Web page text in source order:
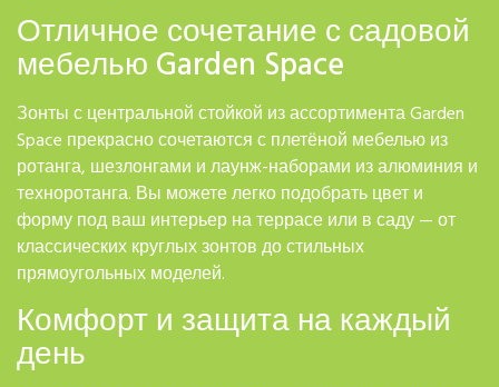
Отличное сочетание с садовой
мебелью Garden Space
Зонты с центральной стойкой из ассортимента Garden
Space прекрасно сочетаются с плетёной мебелью из
ротанга, шезлонгами и лаунж-наборами из алюминия и
техноротанга. Вы можете легко подобрать цвет и
форму под ваш интерьер на террасе или в саду — от
классических круглых зонтов до стильных
прямоугольных моделей.
Комфорт и защита на каждый
день